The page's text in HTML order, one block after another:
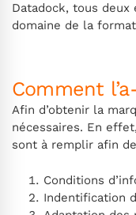
Datadock, tous deux
domaine de la
Comment
Afin d’obtenir la
nécessaires. En
sont à remplir afin
Conditions
Indentification